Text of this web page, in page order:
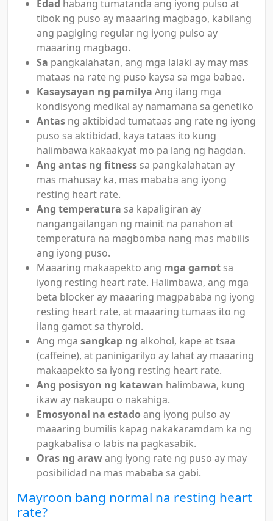
Edad habang tumatanda ang iyong pulso at
tibok ng puso ay maaaring magbago, kabilang
ang pagiging regular ng iyong pulso ay
maaaring magbago.
Sa pangkalahatan, ang mga lalaki ay may mas
mataas na rate ng puso kaysa sa mga babae.
Kasaysayan ng pamilya Ang ilang mga
kondisyong medikal ay namamana sa genetiko
Antas ng aktibidad tumataas ang rate ng iyong
puso sa aktibidad, kaya tataas ito kung
halimbawa kakaakyat mo pa lang ng hagdan.
Ang antas ng fitness sa pangkalahatan ay
mas mahusay ka, mas mababa ang iyong
resting heart rate.
Ang temperatura sa kapaligiran ay
nangangailangan ng mainit na panahon at
temperatura na magbomba nang mas mabilis
ang iyong puso.
Maaaring makaapekto ang mga gamot sa
iyong resting heart rate. Halimbawa, ang mga
beta blocker ay maaaring magpababa ng iyong
resting heart rate, at maaaring tumaas ito ng
ilang gamot sa thyroid.
Ang mga sangkap ng alkohol, kape at tsaa
(caffeine), at paninigarilyo ay lahat ay maaaring
makaapekto sa iyong resting heart rate.
Ang posisyon ng katawan halimbawa, kung
ikaw ay nakaupo o nakahiga.
Emosyonal na estado ang iyong pulso ay
maaaring bumilis kapag nakakaramdam ka ng
pagkabalisa o labis na pagkasabik.
Oras ng arawang iyong rate ng puso ay may
posibilidad na mas mababa sa gabi.
Mayroon bang normal na resting heart
rate?